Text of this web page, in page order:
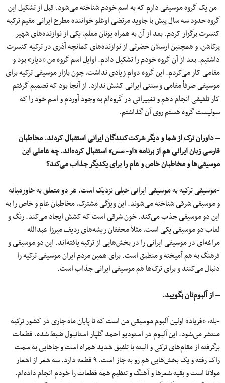
-من یک گروه موسیقی دارم که به اسم خودم شناخته می‌شود. قبل از تشکیل این
گروه حدود سه سال پیش با جاوید مرتضی اوغلو خواننده مطرح ایرانی مقیم ترکیه
کنسرت برگزار کردم. بعد از آن به همراه یونان معلم، یکی از نوازنده‌های شهیر
پرکاشن، و همچنین ارسلان حضرتی از نوازنده‌های کمانچه آذری در ترکیه کنسرت
داشتیم. بعد از آن گروه خودم را تشکیل دادم. اوایل اسم گروه من «دیار» بود و
مقامی ‌کار می‌کردم. این گروه دوام زیادی نداشت، چون بازار موسیقی ترکیه برای
موسیقی صرفأ مقامی ‌و سنتی ایرانی کشش ندارد. از آنجا بود که تصمیم گرفتم
کار تلفیقی انجام دهم و تغییراتی در گروه‌ام به وجود آوردم و اسم خود را که
سولیست گروه هستم روی آن گذاشتم.
– داوران ترک از شما و دیگر شرکت‌کنندگان ایرانی استقبال کردند. مخاطبان
فارسی زبان ایرانی هم از برنامه «او- سس» استقبال کرده‌اند. چه عاملی این
موسیقی‌ها و مخاطبان خاص و عام را برای یکدیگر جذاب می‌کند؟
-موسیقی ترکیه به موسیقی ایرانی خیلی نزدیک است. هر دو متعلق به خاورمیانه
و موسیقی شرقی شناخته می‌شوند. این ویژگی مشترک، مخاطبان عام و خاص را به‌
این دو موسیقی جذب می‌کند. خون شرقی است که کشش ایجاد می‌کند. رنگ و
لعاب دو موسیقی یکی است، مثلأ محققان ریشه‌های ردیف میرزا عبدالله
مراغه‌ای در موسیقی ایرانی را در بخش‌هایی از ترکیه یافته‌اند. این دو موسیقی و
فرهنگ به هم آمیخته و منطبق است. برای همین مردم ایران موسیقی ترکیه را
دنبال می‌کنند و برای ترک‌ها هم موسیقی ایرانی جذاب است.
– از آلبوم‌تان بگویید.
-بله، «فریاد» اولین آلبوم موسیقی من است که تا پایان ماه جاری در کشور ترکیه
منتشر می‌شود. این آلبوم در استودیو احمد گلپار استانبول ضبط شده. قطعات
برگرفته از مقام‌های ترکی و البته با تلفیق شدید همراه است و جاهایی به سمت
راک رفته و یک بخش‌هایی هم رو به جاز است. ۹ قطعه دارد. سه شعر از اشعار
مولانا است و بقیه شعرها و آهنگ و تنظیم همه قطعات را خودم انجام داده‌ام.